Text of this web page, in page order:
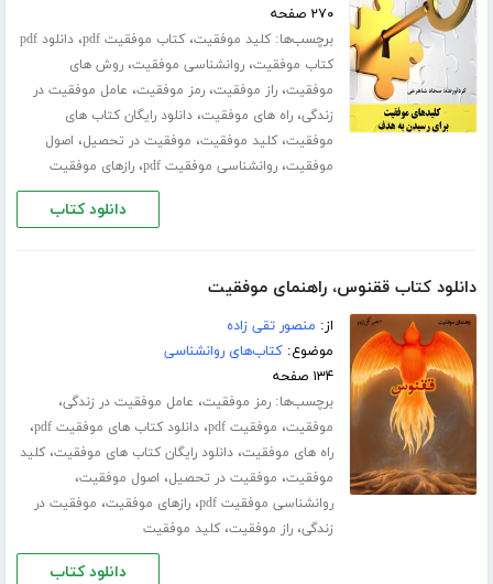
۲۷۰ صفحه
برچسب‌ها:کلید موفقیت،کتاب موفقیت pdf ،
دانلود pdf
کتاب موفقیت،روانشناسی موفقیت،روش های
موفقیت،راز موفقیت،رمز موفقیت، عامل موفقیت در
زندگی،راه های موفقیت،دانلود رایگان کتاب های
موفقیت،کلید موفقیت، موفقیت در تحصیل، اصول
موفقیت،روانشناسی موفقیت pdf ،رازهای موفقیت
دانلود کتاب
دانلود کتاب ققنوس، راهنمای موفقیت
از: منصور تقی زاده
موضوع:کتاب‌های روانشناسی
۱۳۴ صفحه
برچسب‌ها:رمز موفقیت، عامل موفقیت در زندگی،
موفقیت، موفقیت pdf ،دانلود کتاب های موفقیت pdf ،
راه های موفقیت،دانلود رایگان کتاب های موفقیت،کلید
موفقیت، موفقیت در تحصیل، اصول موفقیت،
روانشناسی موفقیت pdf ،رازهای موفقیت، موفقیت در
زندگی،راز موفقیت،کلید موفقیت
دانلود کتاب